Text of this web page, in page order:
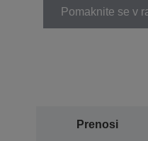
Pomaknite se v
Prenosi